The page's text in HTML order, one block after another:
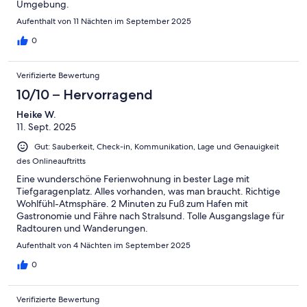
Umgebung.
Aufenthalt von 11 Nächten im September 2025
0
Verifizierte Bewertung
10/10 – Hervorragend
Heike W.
11. Sept. 2025
Gut: Sauberkeit, Check-in, Kommunikation, Lage und Genauigkeit
des Onlineauftritts
Eine wunderschöne Ferienwohnung in bester Lage mit
Tiefgaragenplatz. Alles vorhanden, was man braucht. Richtige
Wohlfühl-Atmsphäre. 2 Minuten zu Fuß zum Hafen mit
Gastronomie und Fähre nach Stralsund. Tolle Ausgangslage für
Radtouren und Wanderungen.
Aufenthalt von 4 Nächten im September 2025
0
Verifizierte Bewertung